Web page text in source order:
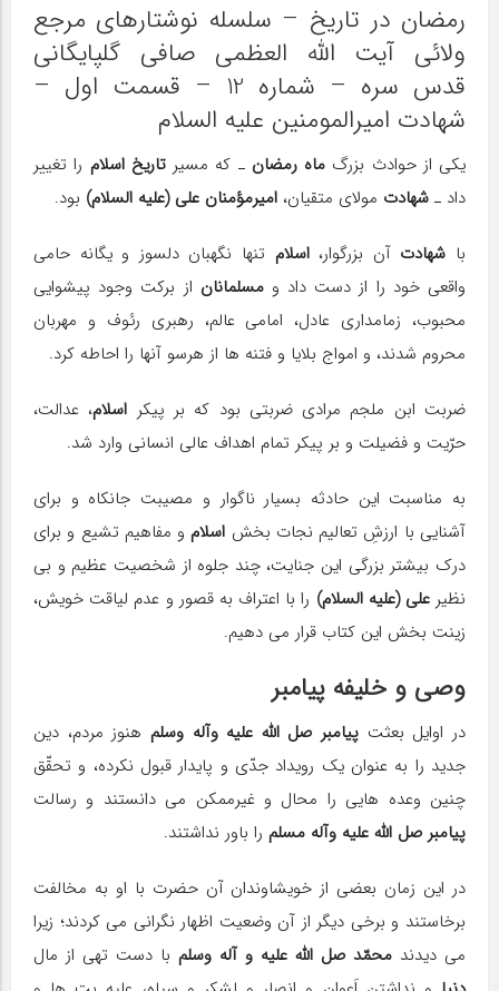
رمضان در تاریخ – سلسله نوشتارهای مرجع
ولائی آیت الله العظمی صافی گلپایگانی
قدس سره – شماره 12 – قسمت اول –
شهادت امیرالمومنین علیه السلام
یكی از حوادث بزرگ ماه رمضان ـ كه مسیرتاریخ اسلام را تغییر
داد ـ شهادت مولای متقیان، امیرمؤمنان علی (علیه السلام) بود.
با شهادت آن بزرگوار،اسلام تنها نگهبان دلسوز و یگانه حامی
واقعی خود را از دست داد ومسلمانان از بركت وجود پیشوایی
محبوب، زمامداری عادل، امامی عالم، رهبری رئوف و مهربان
محروم شدند، و امواج بلایا و فتنه ها از هرسو آنها را احاطه كرد.
ضربت ابن ملجم مرادی ضربتی بود كه بر پیكر اسلام، عدالت،
حرّیت و فضیلت و بر پیكر تمام اهداف عالی انسانی وارد شد.
به مناسبت این حادثه بسیار ناگوار و مصیبت جانكاه و برای
آشنایی با ارزشِ تعالیم نجات بخش اسلامو مفاهیم تشیع و برای
درك بیشتر بزرگی این جنایت، چند جلوه از شخصیت عظیم و بی
نظیرعلی (علیه السلام) را با اعتراف به قصور و عدم لیاقت خویش،
زینت بخش این كتاب قرار می دهیم.
وصی و خلیفه پیامبر
در اوایل بعثت پیامبر صل الله علیه وآله وسلم هنوز مردم، دین
جدید را به عنوان یك رویداد جدّی و پایدار قبول نكرده، و تحقّق
چنین وعده هایی را محال و غیرممكن می دانستند و رسالت
پیامبر صل الله علیه وآله مسلم را باور نداشتند.
در این زمان بعضی از خویشاوندان آن حضرت با او به مخالفت
برخاستند و برخی دیگر از آن وضعیت اظهار نگرانی می كردند؛ زیرا
می دیدند محمّد صل الله علیه و آله وسلم با دست تهی از مال